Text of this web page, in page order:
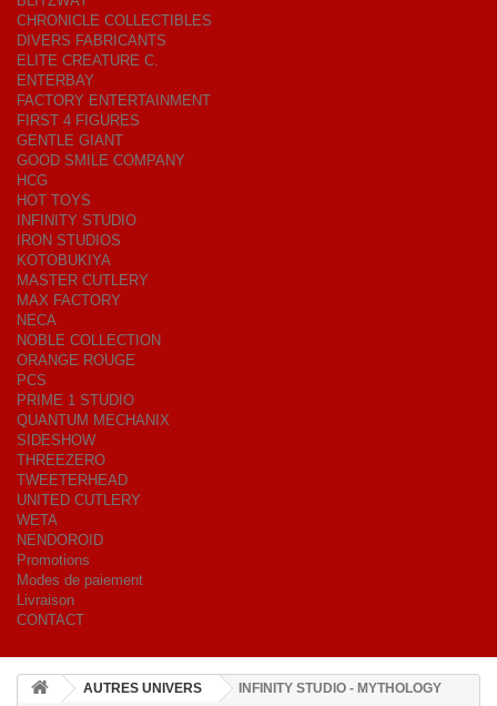
CHRONICLE COLLECTIBLES
DIVERS FABRICANTS
ELITE CREATURE C.
ENTERBAY
FACTORY ENTERTAINMENT
FIRST 4 FIGURES
GENTLE GIANT
GOOD SMILE COMPANY
HCG
HOT TOYS
INFINITY STUDIO
IRON STUDIOS
KOTOBUKIYA
MASTER CUTLERY
MAX FACTORY
NECA
NOBLE COLLECTION
ORANGE ROUGE
PCS
PRIME 1 STUDIO
QUANTUM MECHANIX
SIDESHOW
THREEZERO
TWEETERHEAD
UNITED CUTLERY
WETA
NENDOROID
Promotions
Modes de paiement
Livraison
CONTACT
AUTRES UNIVERS
INFINITY STUDIO - MYTHOLOGY